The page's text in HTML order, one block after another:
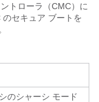
トローラ（CMC）に
セキュア ブートを
のシャーシ モード